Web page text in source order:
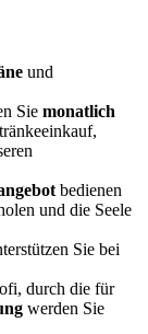
und
Sie monatlich
bedienen
und die Seele
Sie bei
durch die für
werden Sie